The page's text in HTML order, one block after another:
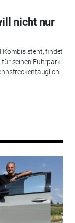
nicht nur
Kombis steht, findet
seinen Fuhrpark.